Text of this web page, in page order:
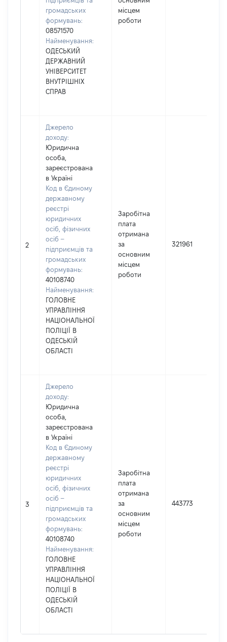
громадських
формувань:
08571570
Найменування:
ОДЕСЬКИЙ
ДЕРЖАВНИЙ
УНІВЕРСИТЕТ
ВНУТРІШНІХ
СПРАВ
місцем
роботи
2
Джерело
доходу:
Юридична
особа,
зареєстрована
в Україні
Код в Єдиному
державному
реєстрі
юридичних
осіб, фізичних
осіб –
підприємців та
громадських
формувань:
40108740
Найменування:
ГОЛОВНЕ
УПРАВЛІННЯ
НАЦІОНАЛЬНОЇ
ПОЛІЦІЇ В
ОДЕСЬКІЙ
ОБЛАСТІ
Заробітна
плата
отримана
за
основним
місцем
роботи
321961
3
Джерело
доходу:
Юридична
особа,
зареєстрована
в Україні
Код в Єдиному
державному
реєстрі
юридичних
осіб, фізичних
осіб –
підприємців та
громадських
формувань:
40108740
Найменування:
ГОЛОВНЕ
УПРАВЛІННЯ
НАЦІОНАЛЬНОЇ
ПОЛІЦІЇ В
ОДЕСЬКІЙ
ОБЛАСТІ
Заробітна
плата
отримана
за
основним
місцем
роботи
443773